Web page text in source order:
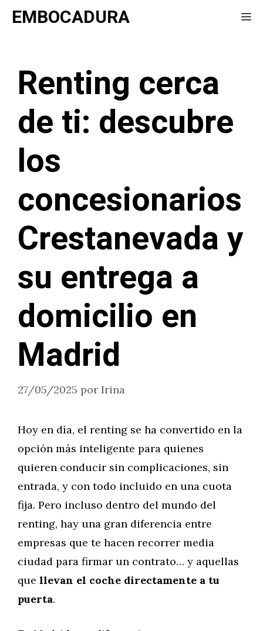
SaltarEMBOCADURA
Renting cerca
de ti: descubre
los
concesionarios
Crestanevada y
su entrega a
domicilio en
Madrid
27/05/2025 por Irina
Hoy en día, el renting se ha convertido en la
opción más inteligente para quienes
quieren conducir sin complicaciones, sin
entrada, y con todo incluido en una cuota
fija. Pero incluso dentro del mundo del
renting, hay una gran diferencia entre
empresas que te hacen recorrer media
ciudad para firmar un contrato… y aquellas
que llevan el coche directamente a tu
puerta.